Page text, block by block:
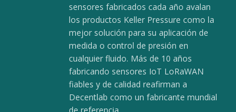
sensores fabricados cada año avalan
los productos Keller Pressure como la
mejor solución para su aplicación de
medida o control de presión en
cualquier fluido. Más de 10 años
fabricando sensores IoT LoRaWAN
fiables y de calidad reafirman a
Decentlab como un fabricante mundial